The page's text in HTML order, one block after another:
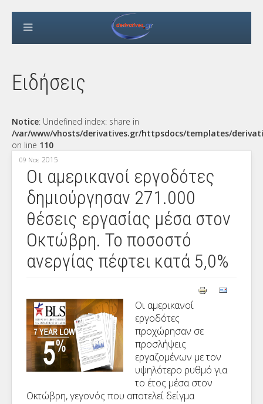
Ειδήσεις
Notice: Undefined index: share in
/var/www/vhosts/derivatives.gr/httpsdocs/templates/
on line 110
09 Νοε 2015
Οι αμερικανοί εργοδότες
δημιούργησαν 271.000
θέσεις εργασίας μέσα στον
Οκτώβρη. Το ποσοστό
ανεργίας πέφτει κατά 5,0%
Οι αμερικανοί
εργοδότες
προχώρησαν σε
προσλήψεις
εργαζομένων με τον
υψηλότερο ρυθμό για
το έτος μέσα στον
Οκτώβρη, γεγονός που αποτελεί δείγμα